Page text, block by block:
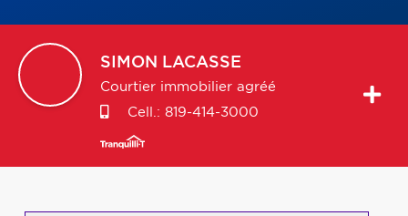
SIMON LACASSE
Courtier immobilier agréé
Cell.: 819-414-3000